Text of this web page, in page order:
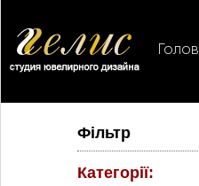
Фільтр
Категорії: